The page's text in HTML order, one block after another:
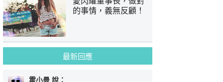
的事情，義無反顧！
最新回應
霍小曼 說：